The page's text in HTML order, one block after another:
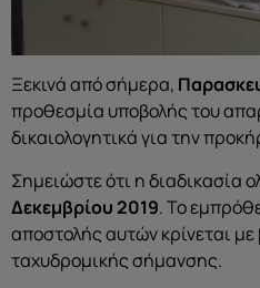
Ξεκινά από σήμερα,
προθεσμία υποβολής του
δικαιολογητικά για την
Σημειώστε ότι η διαδικασία
Δεκεμβρίου 2019. Το
αποστολής αυτών κρίνεται
ταχυδρομικής σήμανσης.